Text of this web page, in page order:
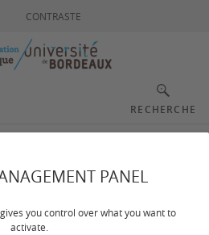
PANEL
you control over what you want to
activate.
CONTRASTE
RECHERCHE